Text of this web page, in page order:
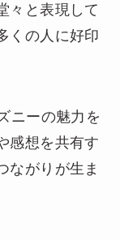
々と表現して
くの人に好印
ニーの魅力を
感想を共有す
ながりが生ま